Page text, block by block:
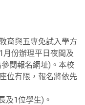
育與五專免試入學方
月份辦理平日夜間及
閱報名網址)。本校
位有限，報名將依先
及1位學生)。